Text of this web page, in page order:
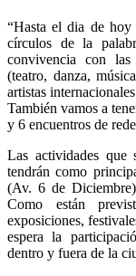
“Hasta el dia de hoy
círculos de la
convivencia con las
(teatro, danza,
artistas
También vamos a
y 6 encuentros de
Las actividades que
tendrán como
(Av. 6 de
Como están
exposiciones,
espera la
dentro y fuera de la